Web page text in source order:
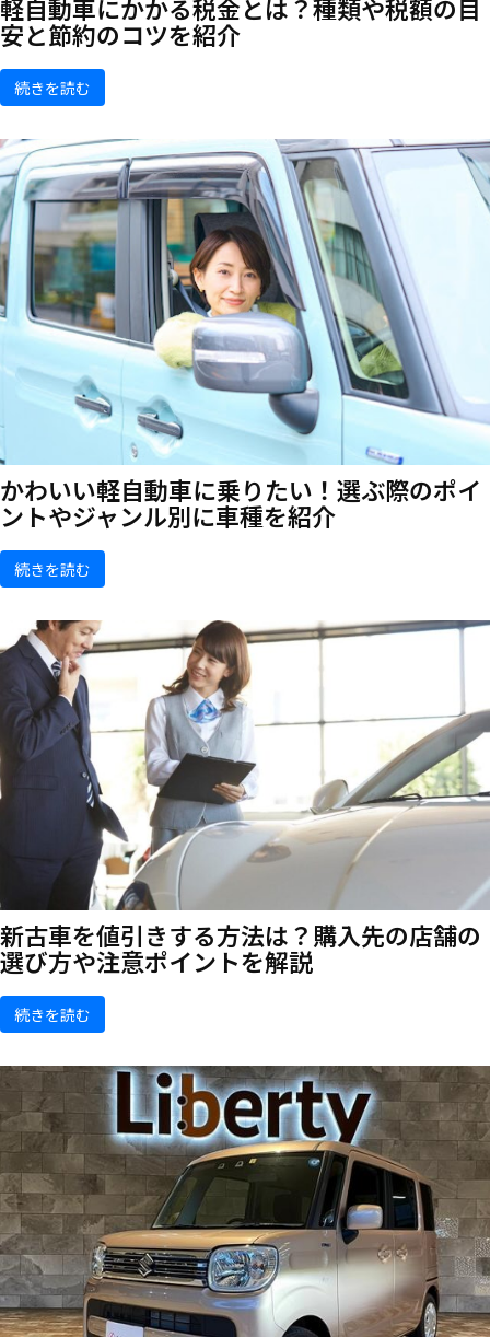
軽自動車にかかる税金とは？種類や税額の目
安と節約のコツを紹介
続きを読む
かわいい軽自動車に乗りたい！選ぶ際のポイ
ントやジャンル別に車種を紹介
続きを読む
新古車を値引きする方法は？購入先の店舗の
選び方や注意ポイントを解説
続きを読む